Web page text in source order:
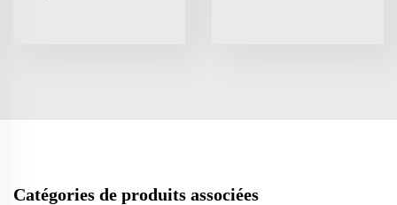
Catégories de produits associées